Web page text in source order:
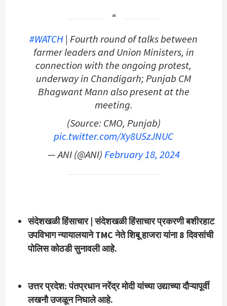
#WATCH | Fourth round of talks between
farmer leaders and Union Ministers, in
connection with the ongoing protest,
underway in Chandigarh; Punjab CM
Bhagwant Mann also present at the
meeting.
(Source: CMO, Punjab)
pic.twitter.com/Xy8U5zJNUC
— ANI (@ANI)February 18, 2024
संदेशखळी हिंसाचार | संदेशखळी हिंसाचार प्रकरणी बशीरहाट
उपविभाग न्यायालयाने TMC नेते शिबू हाजरा यांना 8 दिवसांची
पोलिस कोठडी सुनावली आहे.
उत्तर प्रदेश: पंतप्रधान नरेंद्र मोदी यांच्या उद्याच्या दौऱ्यापूर्वी
लखनौ उजळून निघाले आहे.